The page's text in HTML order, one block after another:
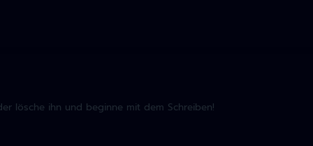
lösche ihn und beginne mit dem Schreiben!